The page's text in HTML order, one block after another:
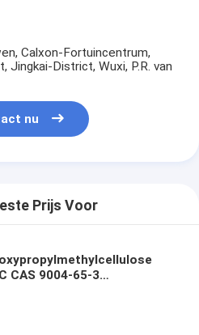
Calxon-Fortuincentrum,
Jingkai-District, Wuxi, P.R. van
nu
Prijs Voor
CAS 9004-65-3